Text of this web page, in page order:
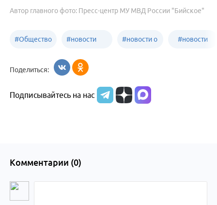
Автор главного фото: Пресс-центр МУ МВД России "Бийское"
#Общество #новости
образования
#новости о
Алтайского
#новости
Поделиться:
Подписывайтесь на нас
Комментарии (0)